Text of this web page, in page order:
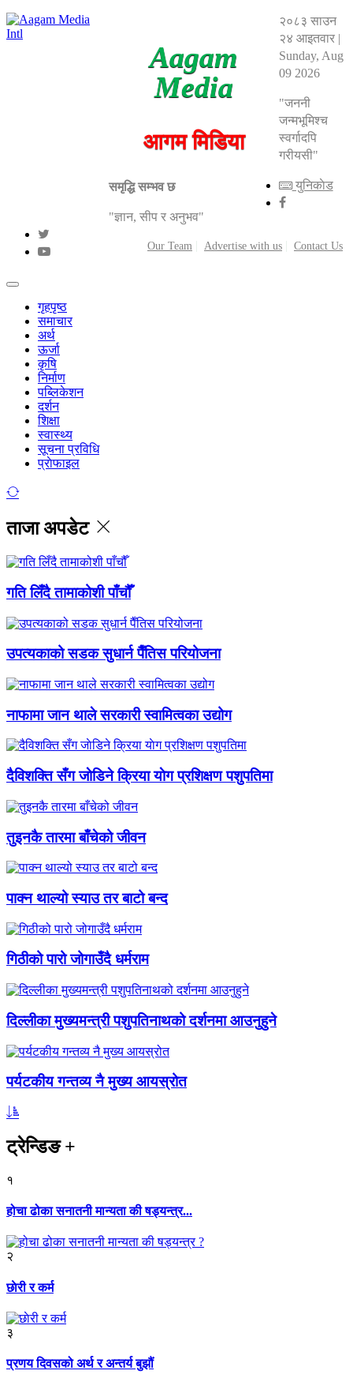
Aagam
Media
आगम मिडिया
समृद्धि सम्भव छ
"ज्ञान, सीप र अनुभव"
Our Team Advertise with us Contact Us
२०८३ साउन
२४ आइतवार|
Sunday, Aug
09 2026
"जननी
जन्मभूमिश्च
स्वर्गादपि
गरीयसी"
युनिकाेड
गृहपृष्ठ
समाचार
अर्थ
ऊर्जा
कृषि
निर्माण
पब्लिकेशन
दर्शन
शिक्षा
स्वास्थ्य
सूचना प्रविधि
प्राेफाइल
ताजा अपडेट
गति लिँदै तामाकोशी पाँचौँ
उपत्यकाको सडक सुधार्न पैँतिस परियोजना
नाफामा जान थाले सरकारी स्वामित्वका उद्योग
दैविशक्ति सँग जाेडिने क्रिया याेग प्रशिक्षण पशुपतिमा
तुइनकै तारमा बाँचेको जीवन
पाक्न थाल्यो स्याउ तर बाटो बन्द
गिठीको पारो जोगाउँदै धर्मराम
दिल्लीका मुख्यमन्त्री पशुपतिनाथको दर्शनमा आउनुहुने
पर्यटकीय गन्तव्य नै मुख्य आयस्रोत
ट्रेन्डिङ+
१
होचा ढोका सनातनी मान्यता की षड्यन्त्र...
२
छाेरी र कर्म
३
प्रणय दिवसको अर्थ र अन्तर्य बुझौं